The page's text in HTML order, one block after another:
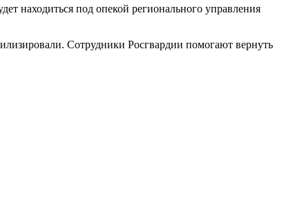
находиться под опекой регионального управления
Сотрудники Росгвардии помогают вернуть